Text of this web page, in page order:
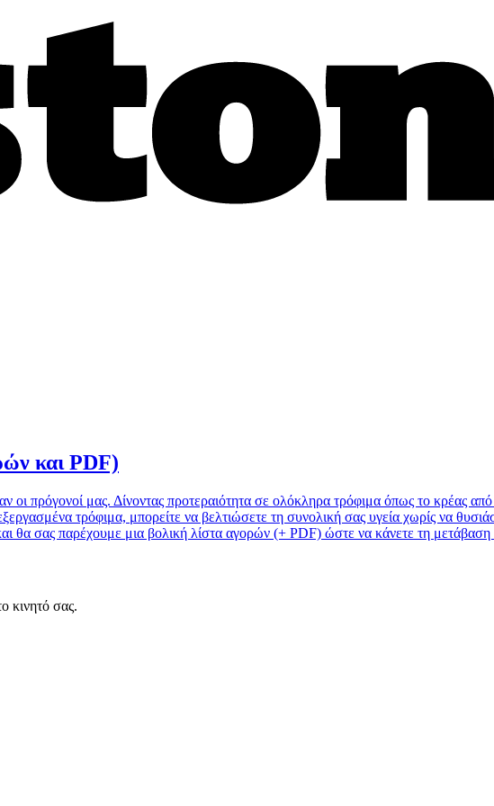
και PDF)
οι πρόγονοί μας. Δίνοντας προτεραιότητα σε ολόκληρα τρόφιμα όπως το κρέας
τρόφιμα, μπορείτε να βελτιώσετε τη συνολική σας υγεία χωρίς να
θα σας παρέχουμε μια βολική λίστα αγορών (+ PDF) ώστε να κάνετε τη μετάβαση
κινητό σας.